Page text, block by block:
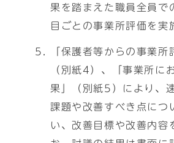
果を踏まえた職員全員で
目ごとの事業所評価を実
「保護者等からの事業所
（別紙4）、「事業所に
果」（別紙5）により、
課題や改善すべき点につ
い、改善目標や改善内容